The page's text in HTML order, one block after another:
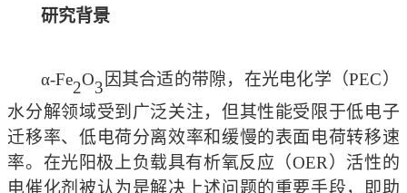
研究背景
α-Fe2O3 因其合适的带隙，在光电化学（PEC）
水分解领域受到广泛关注，但其性能受限于低电子
迁移率、低电荷分离效率和缓慢的表面电荷转移速
率。在光阳极上负载具有析氧反应（OER）活性的
电催化剂被认为是解决上述问题的重要手段，即助